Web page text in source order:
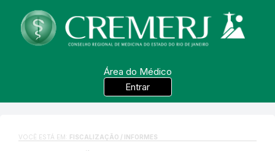
Área do Médico
Entrar
VOCÊ ESTÁ EM: FISCALIZAÇÃO / INFORMES